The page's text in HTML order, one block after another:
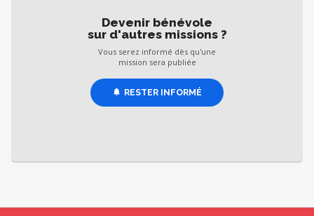
Devenir bénévole
sur d'autres missions ?
Vous serez informé dès qu'une
mission sera publiée
RESTER INFORMÉ